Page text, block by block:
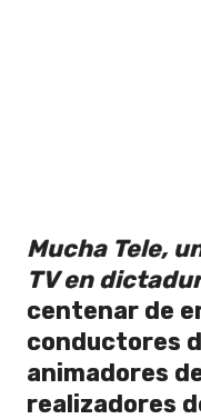
Mucha Tele,
TV en
centenar de
conductores
animadores
realizadores